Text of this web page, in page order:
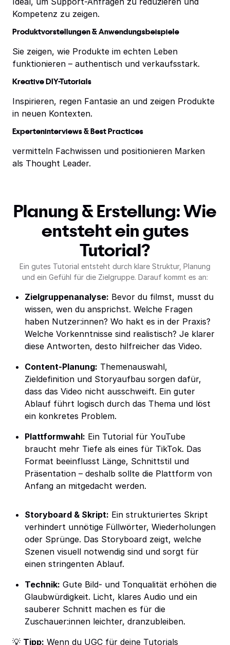
Kompetenz zu zeigen.
Produktvorstellungen & Anwendungsbeispiele
Sie zeigen, wie Produkte im echten Leben
funktionieren – authentisch und verkaufsstark.
Kreative DIY-Tutorials
Inspirieren, regen Fantasie an und zeigen Produkte
in neuen Kontexten.
Experteninterviews & Best Practices
vermitteln Fachwissen und positionieren Marken
als Thought Leader.
Planung & Erstellung: Wie
entsteht ein gutes
Tutorial?
Ein gutes Tutorial entsteht durch klare Struktur, Planung
und ein Gefühl für die Zielgruppe. Darauf kommt es an:
Zielgruppenanalyse: Bevor du filmst, musst du
wissen, wen du ansprichst. Welche Fragen
haben Nutzer:innen? Wo hakt es in der Praxis?
Welche Vorkenntnisse sind realistisch? Je klarer
diese Antworten, desto hilfreicher das Video.
Content-Planung: Themenauswahl,
Zieldefinition und Storyaufbau sorgen dafür,
dass das Video nicht ausschweift. Ein guter
Ablauf führt logisch durch das Thema und löst
ein konkretes Problem.
Plattformwahl: Ein Tutorial für YouTube
braucht mehr Tiefe als eines für TikTok. Das
Format beeinflusst Länge, Schnittstil und
Präsentation – deshalb sollte die Plattform von
Anfang an mitgedacht werden.
Storyboard & Skript: Ein strukturiertes Skript
verhindert unnötige Füllwörter, Wiederholungen
oder Sprünge. Das Storyboard zeigt, welche
Szenen visuell notwendig sind und sorgt für
einen stringenten Ablauf.
Technik: Gute Bild- und Tonqualität erhöhen die
Glaubwürdigkeit. Licht, klares Audio und ein
sauberer Schnitt machen es für die
Zuschauer:innen leichter, dranzubleiben.
💡 Tipp: Wenn du UGC für deine Tutorials